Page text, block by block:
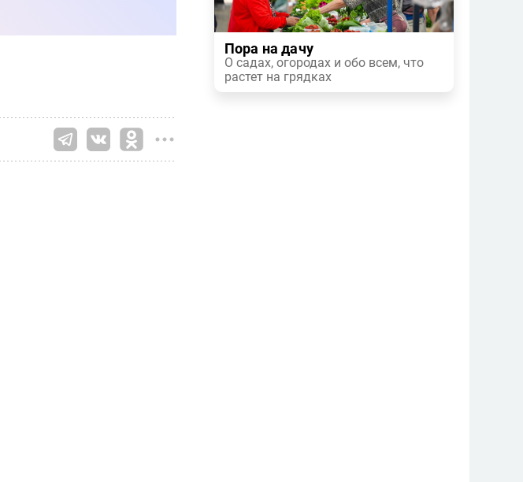
Пора на дачу
О садах, огородах и обо всем, что
растет на грядках